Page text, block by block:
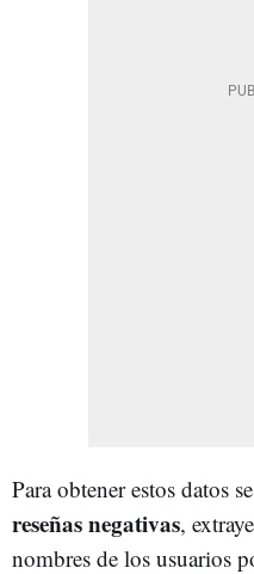
Para obtener estos datos
reseñas negativas,
nombres de los usuarios